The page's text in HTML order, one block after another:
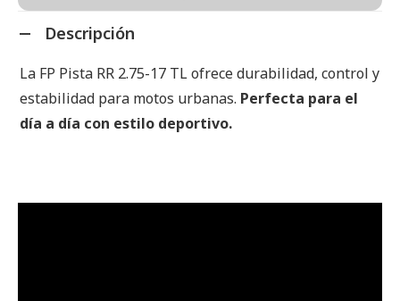
Descripción
La FP Pista RR 2.75-17 TL ofrece durabilidad, control y
estabilidad para motos urbanas. Perfecta para el
día a día con estilo deportivo.